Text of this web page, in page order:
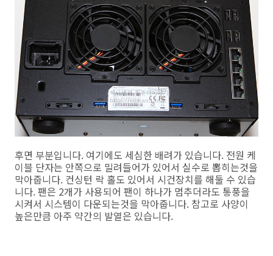
후면 부분입니다. 여기에도 세심한 배려가 있습니다. 전원 케
이블 단자는 안쪽으로 밀려들어가 있어서 실수로 뽑히는것을
막아줍니다. 컨싱턴 락 홀도 있어서 시건장치를 해둘 수 있습
니다. 팬은 2개가 사용되어 팬이 하나가 멈추더라도 통풍을
시켜서 시스템이 다운되는것을 막아줍니다. 참고로 사양이
높은만큼 아주 약간의 발열은 있습니다.